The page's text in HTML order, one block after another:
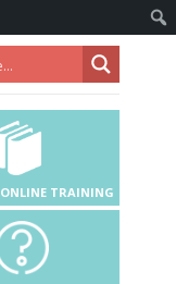
ONLINE TRAINING